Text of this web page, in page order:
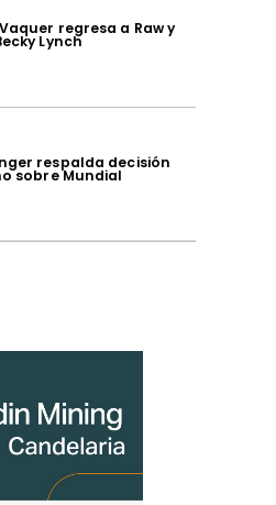
regresa a Raw y
Lynch
respalda decisión
sobre Mundial